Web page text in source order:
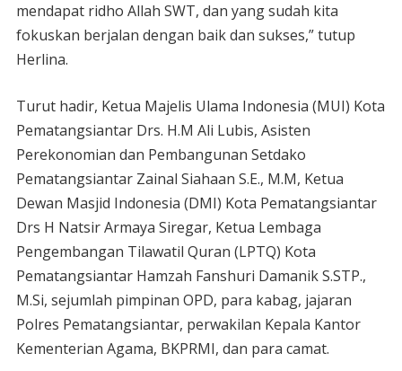
mendapat ridho Allah SWT, dan yang sudah kita
fokuskan berjalan dengan baik dan sukses,” tutup
Herlina.
Turut hadir, Ketua Majelis Ulama Indonesia (MUI) Kota
Pematangsiantar Drs. H.M Ali Lubis, Asisten
Perekonomian dan Pembangunan Setdako
Pematangsiantar Zainal Siahaan S.E., M.M, Ketua
Dewan Masjid Indonesia (DMI) Kota Pematangsiantar
Drs H Natsir Armaya Siregar, Ketua Lembaga
Pengembangan Tilawatil Quran (LPTQ) Kota
Pematangsiantar Hamzah Fanshuri Damanik S.STP.,
M.Si, sejumlah pimpinan OPD, para kabag, jajaran
Polres Pematangsiantar, perwakilan Kepala Kantor
Kementerian Agama, BKPRMI, dan para camat.